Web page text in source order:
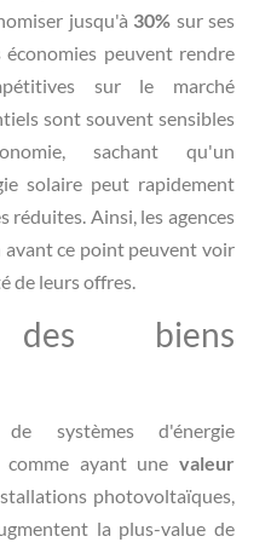
jusqu'à 30% sur ses
économies peuvent rendre
sur le marché
sont souvent sensibles
sachant qu'un
solaire peut rapidement
réduites. Ainsi, les agences
ce point peuvent voir
de leurs offres.
des biens
systèmes d'énergie
comme ayant une valeur
photovoltaïques,
la plus-value de